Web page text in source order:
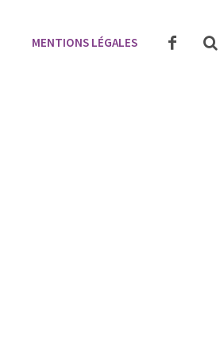
MENTIONS LÉGALES